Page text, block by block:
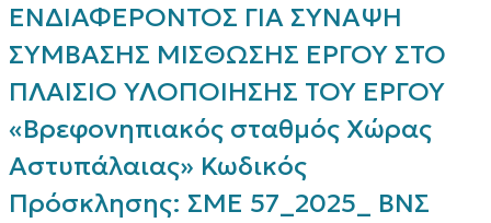
ΕΝΔΙΑΦΕΡΟΝΤΟΣ ΓΙΑ ΣΥΝΑΨΗ
ΣΥΜΒΑΣΗΣ ΜΙΣΘΩΣΗΣ ΕΡΓΟΥ ΣΤΟ
ΠΛΑΙΣΙΟ ΥΛΟΠΟΙΗΣΗΣ ΤΟΥ ΕΡΓΟΥ
«Βρεφονηπιακός σταθμός Χώρας
Αστυπάλαιας» Κωδικός
Πρόσκλησης: ΣΜΕ 57_2025_ ΒΝΣ